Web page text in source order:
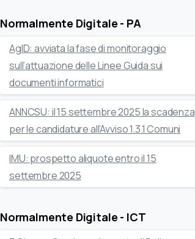
Normalmente Digitale - PA
AgID: avviata la fase di monitoraggio
sull’attuazione delle Linee Guida sui
documenti informatici
ANNCSU: il 15 settembre 2025 la scadenza
per le candidature all’Avviso 1.3.1 Comuni
IMU: prospetto aliquote entro il 15
settembre 2025
Normalmente Digitale - ICT